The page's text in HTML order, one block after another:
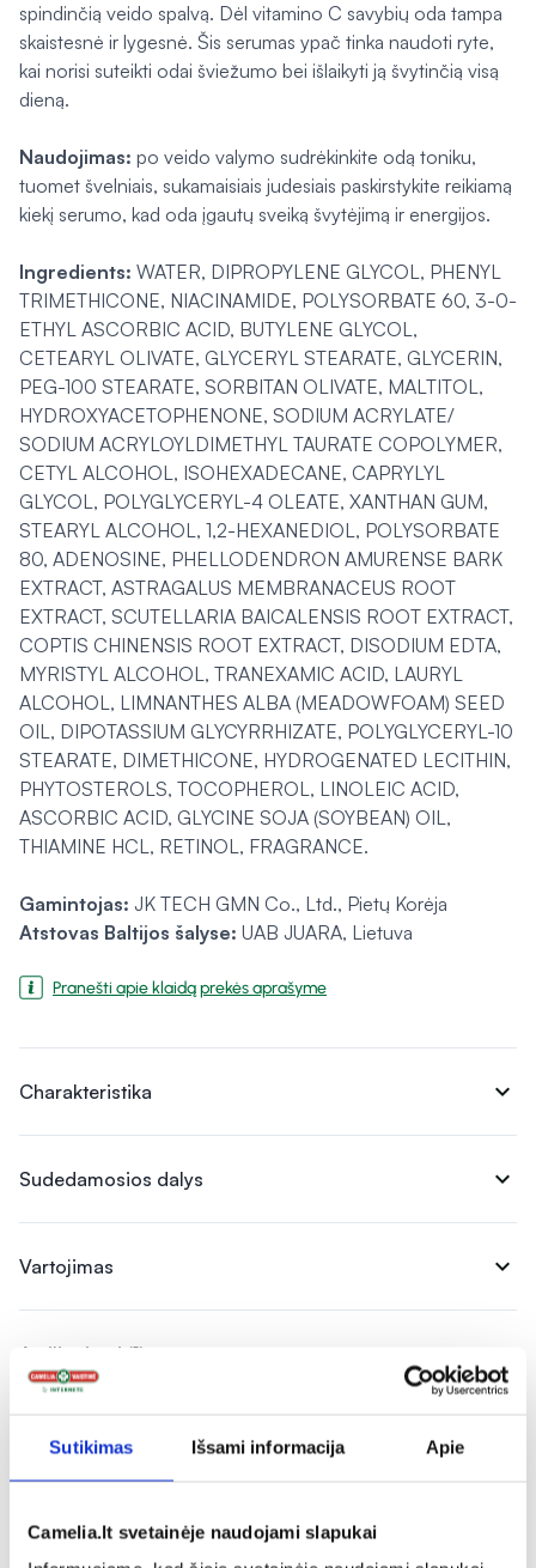
Sutikimas Išsami informacija Apie
Camelia.lt svetainėje naudojami slapukai
spindinčią veido spalvą. Dėl vitamino C savybių oda tampa
skaistesnė ir lygesnė. Šis serumas ypač tinka naudoti ryte,
kai norisi suteikti odai šviežumo bei išlaikyti ją švytinčią visą
dieną.
Naudojimas: po veido valymo sudrėkinkite odą toniku,
tuomet švelniais, sukamaisiais judesiais paskirstykite reikiamą
kiekį serumo, kad oda įgautų sveiką švytėjimą ir energijos.
Ingredients: WATER, DIPROPYLENE GLYCOL, PHENYL
TRIMETHICONE, NIACINAMIDE, POLYSORBATE 60, 3-0-
ETHYL ASCORBIC ACID, BUTYLENE GLYCOL,
CETEARYL OLIVATE, GLYCERYL STEARATE, GLYCERIN,
PEG-100 STEARATE, SORBITAN OLIVATE, MALTITOL,
HYDROXYACETOPHENONE, SODIUM ACRYLATE/
SODIUM ACRYLOYLDIMETHYL TAURATE COPOLYMER,
CETYL ALCOHOL, ISOHEXADECANE, CAPRYLYL
GLYCOL, POLYGLYCERYL-4 OLEATE, XANTHAN GUM,
STEARYL ALCOHOL, 1,2-HEXANEDIOL, POLYSORBATE
80, ADENOSINE, PHELLODENDRON AMURENSE BARK
EXTRACT, ASTRAGALUS MEMBRANACEUS ROOT
EXTRACT, SCUTELLARIA BAICALENSIS ROOT EXTRACT,
COPTIS CHINENSIS ROOT EXTRACT, DISODIUM EDTA,
MYRISTYL ALCOHOL, TRANEXAMIC ACID, LAURYL
ALCOHOL, LIMNANTHES ALBA (MEADOWFOAM) SEED
OIL, DIPOTASSIUM GLYCYRRHIZATE, POLYGLYCERYL-10
STEARATE, DIMETHICONE, HYDROGENATED LECITHIN,
PHYTOSTEROLS, TOCOPHEROL, LINOLEIC ACID,
ASCORBIC ACID, GLYCINE SOJA (SOYBEAN) OIL,
THIAMINE HCL, RETINOL, FRAGRANCE.
Gamintojas: JK TECH GMN Co., Ltd., Pietų Korėja
Atstovas Baltijos šalyse: UAB JUARA, Lietuva
Pranešti apie klaidą prekės aprašyme
Charakteristika expand_more
Sudedamosios dalys expand_more
Vartojimas expand_more
Atsiliepimai (1)
Panašios prekės